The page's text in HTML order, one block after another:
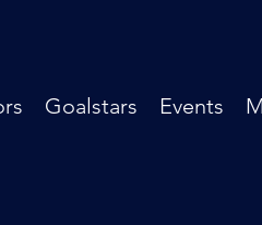
Goalstars Events